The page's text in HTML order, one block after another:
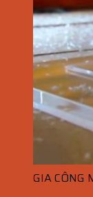
GIA CÔNG